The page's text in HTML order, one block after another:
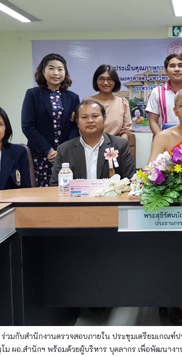
ร่วมกับสำนักงานตรวจสอบภายใน ประชุมเตรียมเกณ
ม ผอ.สำนักฯ พร้อมด้วยผู้บริหาร บุคลากร เพื่อพัฒนา